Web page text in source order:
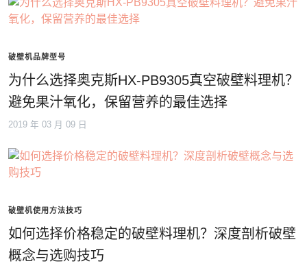
破壁机品牌型号
为什么选择奥克斯HX-PB9305真空破壁料理机？
避免果汁氧化，保留营养的最佳选择
2019 年 03 月 09 日
破壁机使用方法技巧
如何选择价格稳定的破壁料理机？深度剖析破壁
概念与选购技巧